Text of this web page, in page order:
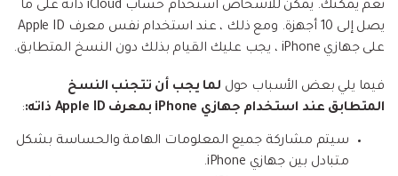
نعم يمكنك. يمكن للأشخاص استخدام حساب iCloud ذاته على ما
يصل إلى 10 أجهزة. ومع ذلك ، عند استخدام نفس معرف Apple ID
على جهازي iPhone ، يجب عليك القيام بذلك دون النسخ المتطابق.
فيما يلي بعض الأسباب حول لما يجب أن تتجنب النسخ
المتطابق عند استخدام جهازي iPhone بمعرف Apple ID ذاته:
:
سيتم مشاركة جميع المعلومات الهامة والحساسة بشكل
متبادل بين جهازي iPhone.